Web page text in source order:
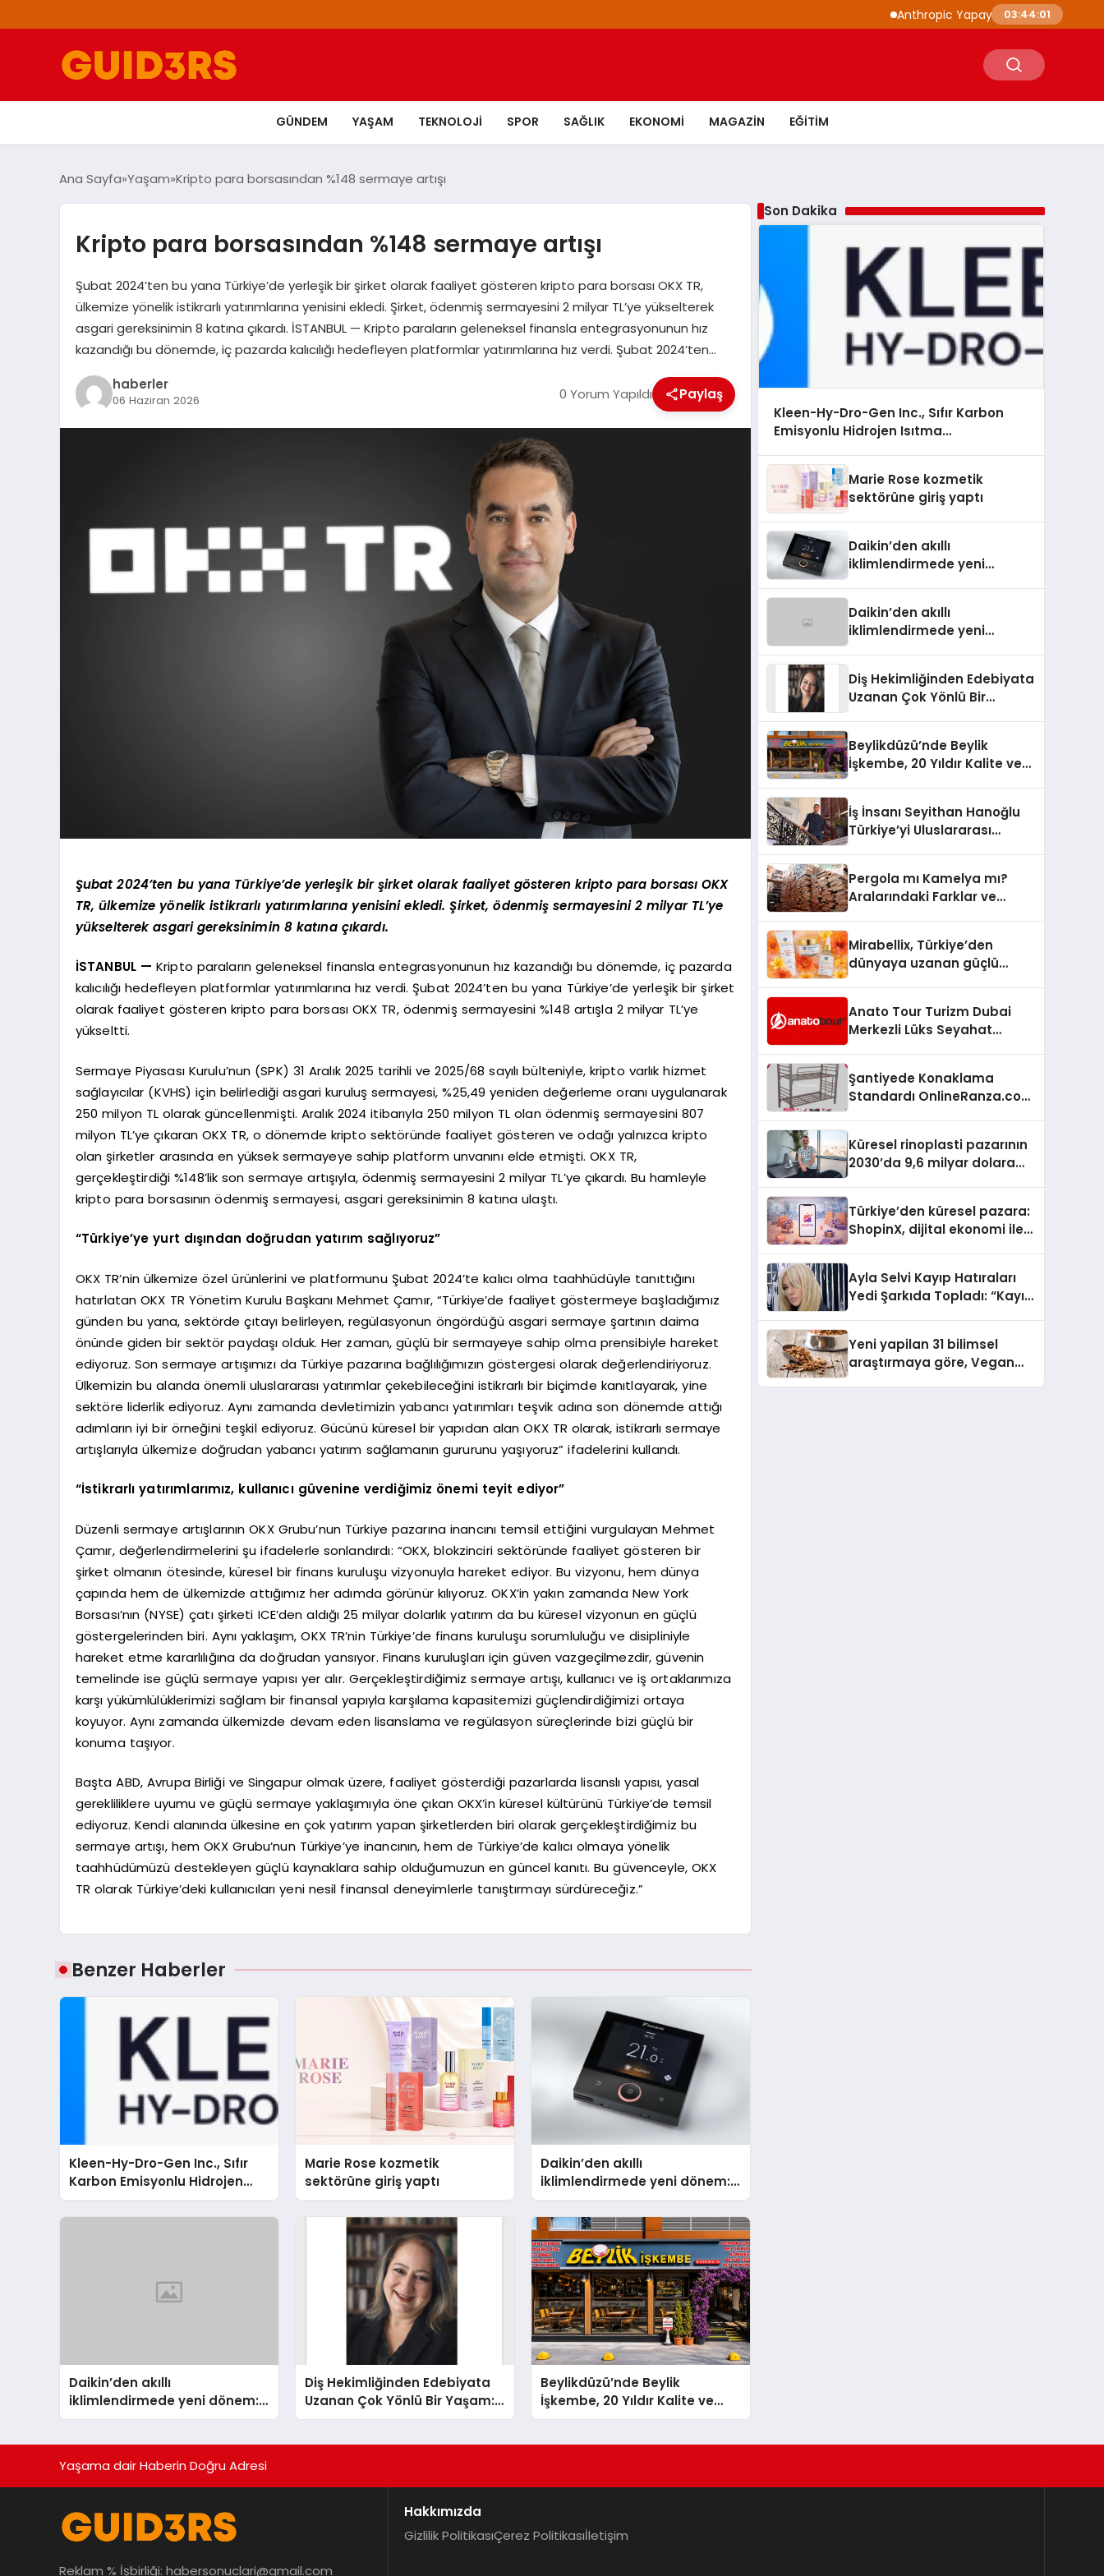
Anthropic Yapay Zeka Modelleri 3 Farklı
03:44:02
GÜNDEM YAŞAM TEKNOLOJI SPOR SAĞLIK EKONOMI MAGAZIN EĞITIM
Ana Sayfa Yaşam Kripto para borsasından %148 sermaye artışı
Kripto para borsasından %148 sermaye artışı
Şubat 2024’ten bu yana Türkiye’de yerleşik bir şirket olarak faaliyet gösteren kripto para borsası OKX TR,
ülkemize yönelik istikrarlı yatırımlarına yenisini ekledi. Şirket, ödenmiş sermayesini 2 milyar TL’ye yükselterek
asgari gereksinimin 8 katına çıkardı. İSTANBUL — Kripto paraların geleneksel finansla entegrasyonunun hız
kazandığı bu dönemde, iç pazarda kalıcılığı hedefleyen platformlar yatırımlarına hız verdi. Şubat 2024’ten…
haberler
06 Haziran 2026 0 Yorum Yapıldı Paylaş
Şubat 2024’ten bu yana Türkiye’de yerleşik bir şirket olarak faaliyet gösteren kripto para borsası OKX
TR, ülkemize yönelik istikrarlı yatırımlarına yenisini ekledi. Şirket, ödenmiş sermayesini 2 milyar TL’ye
yükselterek asgari gereksinimin 8 katına çıkardı.
İSTANBUL — Kripto paraların geleneksel finansla entegrasyonunun hız kazandığı bu dönemde, iç pazarda
kalıcılığı hedefleyen platformlar yatırımlarına hız verdi. Şubat 2024’ten bu yana Türkiye’de yerleşik bir şirket
olarak faaliyet gösteren kripto para borsası OKX TR, ödenmiş sermayesini %148 artışla 2 milyar TL’ye
yükseltti.
Sermaye Piyasası Kurulu’nun (SPK) 31 Aralık 2025 tarihli ve 2025/68 sayılı bülteniyle, kripto varlık hizmet
sağlayıcılar (KVHS) için belirlediği asgari kuruluş sermayesi, %25,49 yeniden değerleme oranı uygulanarak
250 milyon TL olarak güncellenmişti. Aralık 2024 itibarıyla 250 milyon TL olan ödenmiş sermayesini 807
milyon TL’ye çıkaran OKX TR, o dönemde kripto sektöründe faaliyet gösteren ve odağı yalnızca kripto
olan şirketler arasında en yüksek sermayeye sahip platform unvanını elde etmişti. OKX TR,
gerçekleştirdiği %148’lik son sermaye artışıyla, ödenmiş sermayesini 2 milyar TL’ye çıkardı. Bu hamleyle
kripto para borsasının ödenmiş sermayesi, asgari gereksinimin 8 katına ulaştı.
“Türkiye’ye yurt dışından doğrudan yatırım sağlıyoruz”
OKX TR’nin ülkemize özel ürünlerini ve platformunu Şubat 2024’te kalıcı olma taahhüdüyle tanıttığını
hatırlatan OKX TR Yönetim Kurulu Başkanı Mehmet Çamır, “Türkiye’de faaliyet göstermeye başladığımız
günden bu yana, sektörde çıtayı belirleyen, regülasyonun öngördüğü asgari sermaye şartının daima
önünde giden bir sektör paydaşı olduk. Her zaman, güçlü bir sermayeye sahip olma prensibiyle hareket
ediyoruz. Son sermaye artışımızı da Türkiye pazarına bağlılığımızın göstergesi olarak değerlendiriyoruz.
Ülkemizin bu alanda önemli uluslararası yatırımlar çekebileceğini istikrarlı bir biçimde kanıtlayarak, yine
sektöre liderlik ediyoruz. Aynı zamanda devletimizin yabancı yatırımları teşvik adına son dönemde attığı
adımların iyi bir örneğini teşkil ediyoruz. Gücünü küresel bir yapıdan alan OKX TR olarak, istikrarlı sermaye
artışlarıyla ülkemize doğrudan yabancı yatırım sağlamanın gururunu yaşıyoruz” ifadelerini kullandı.
“İstikrarlı yatırımlarımız, kullanıcı güvenine verdiğimiz önemi teyit ediyor”
Düzenli sermaye artışlarının OKX Grubu’nun Türkiye pazarına inancını temsil ettiğini vurgulayan Mehmet
Çamır, değerlendirmelerini şu ifadelerle sonlandırdı: “OKX, blokzinciri sektöründe faaliyet gösteren bir
şirket olmanın ötesinde, küresel bir finans kuruluşu vizyonuyla hareket ediyor. Bu vizyonu, hem dünya
çapında hem de ülkemizde attığımız her adımda görünür kılıyoruz. OKX’in yakın zamanda New York
Borsası’nın (NYSE) çatı şirketi ICE’den aldığı 25 milyar dolarlık yatırım da bu küresel vizyonun en güçlü
göstergelerinden biri. Aynı yaklaşım, OKX TR’nin Türkiye’de finans kuruluşu sorumluluğu ve disipliniyle
hareket etme kararlılığına da doğrudan yansıyor. Finans kuruluşları için güven vazgeçilmezdir, güvenin
temelinde ise güçlü sermaye yapısı yer alır. Gerçekleştirdiğimiz sermaye artışı, kullanıcı ve iş ortaklarımıza
karşı yükümlülüklerimizi sağlam bir finansal yapıyla karşılama kapasitemizi güçlendirdiğimizi ortaya
koyuyor. Aynı zamanda ülkemizde devam eden lisanslama ve regülasyon süreçlerinde bizi güçlü bir
konuma taşıyor.
Başta ABD, Avrupa Birliği ve Singapur olmak üzere, faaliyet gösterdiği pazarlarda lisanslı yapısı, yasal
gerekliliklere uyumu ve güçlü sermaye yaklaşımıyla öne çıkan OKX’in küresel kültürünü Türkiye’de temsil
ediyoruz. Kendi alanında ülkesine en çok yatırım yapan şirketlerden biri olarak gerçekleştirdiğimiz bu
sermaye artışı, hem OKX Grubu’nun Türkiye’ye inancının, hem de Türkiye’de kalıcı olmaya yönelik
taahhüdümüzü destekleyen güçlü kaynaklara sahip olduğumuzun en güncel kanıtı. Bu güvenceyle, OKX
TR olarak Türkiye’deki kullanıcıları yeni nesil finansal deneyimlerle tanıştırmayı sürdüreceğiz.”
Benzer Haberler
Kleen-Hy-Dro-Gen Inc., Sıfır
Karbon Emisyonlu Hidrojen
Isıtma Teknolojisinde ISO ve
TSSA Düzenleyici Onaylarını
Marie Rose kozmetik
sektörüne giriş yaptı
Daikin’den akıllı
iklimlendirmede yeni dönem:
Madoka Plus Türkiye’de
Daikin’den akıllı
iklimlendirmede yeni dönem:
Madoka Plus Türkiye’de
Diş Hekimliğinden Edebiyata
Uzanan Çok Yönlü Bir Yaşam:
Yeşim Şahin Yaman
Beylikdüzü’nde Beylik
İşkembe, 20 Yıldır Kalite ve
Lezzetin Değişmeyen Adresi
Son Dakika
Kleen-Hy-Dro-Gen Inc., Sıfır Karbon
Emisyonlu Hidrojen Isıtma
Onaylarını Aldı
Marie Rose kozmetik
sektörüne giriş yaptı
Daikin’den akıllı
iklimlendirmede yeni
Daikin’den akıllı
iklimlendirmede yeni
Diş Hekimliğinden Edebiyata
Uzanan Çok Yönlü Bir
Beylikdüzü’nde Beylik
İşkembe, 20 Yıldır Kalite ve
İş İnsanı Seyithan Hanoğlu
Türkiye’yi Uluslararası
Pergola mı Kamelya mı?
Aralarındaki Farklar ve
Mirabellix, Türkiye’den
dünyaya uzanan güçlü
Anato Tour Turizm Dubai
Merkezli Lüks Seyahat
Şantiyede Konaklama
Standardı OnlineRanza.com
Küresel rinoplasti pazarının
2030’da 9,6 milyar dolara
Türkiye’den küresel pazara:
ShopinX, dijital ekonomi ile
Ayla Selvi Kayıp Hatıraları
Yedi Şarkıda Topladı: “Kayıp
Yeni yapilan 31 bilimsel
araştırmaya göre, Vegan
Yaşama dair Haberin Doğru Adresi
Reklam % İşbirliği: habersonuclari@gmail.com
Hakkımızda
Gizlilik PolitikasıÇerez Politikasıİletişim